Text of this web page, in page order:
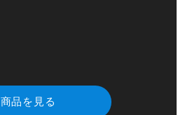
商品を見る